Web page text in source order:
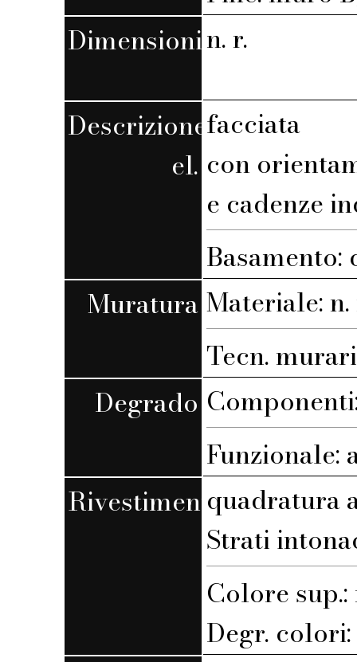
Dimensionin. r.
Descrizione
el.
facciata
con
e cadenze
Muratura Materiale: n.
Tecn.
Degrado
Funzionale:
Rivestimentoquadratura
Strati
Colore
Degr.